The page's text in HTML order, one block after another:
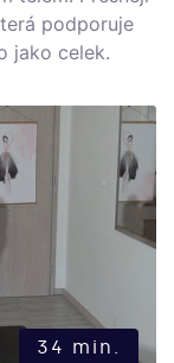
podporuje
jako celek.
34 min.